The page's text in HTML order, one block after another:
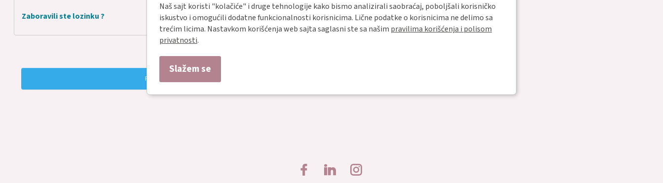
Zaboravili ste lozinku ?
Registrujte nalog
Naš sajt koristi "kolačiće" i druge tehnologije kako bismo analizirali saobraćaj, poboljšali korisničko
iskustvo i omogućili dodatne funkcionalnosti korisnicima. Lične podatke o korisnicima ne delimo sa
trećim licima. Nastavkom korišćenja web sajta saglasni ste sa našim pravilima korišćenja i polisom
privatnosti.
Slažem se